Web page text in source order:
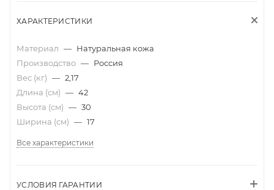
ХАРАКТЕРИСТИКИ
Материал — Натуральная кожа
Производство — Россия
Вес (кг) — 2,17
Длина (см) — 42
Высота (см) — 30
Ширина (см) — 17
Все характеристики
УСЛОВИЯ ГАРАНТИИ